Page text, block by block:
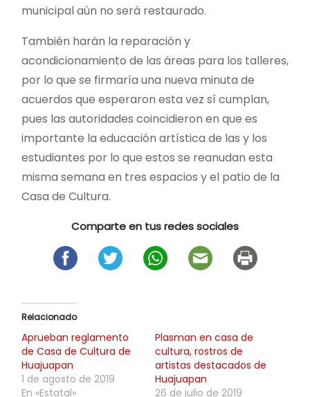
municipal aún no será restaurado.
También harán la reparación y
acondicionamiento de las áreas para los talleres,
por lo que se firmaría una nueva minuta de
acuerdos que esperaron esta vez sí cumplan,
pues las autoridades coincidieron en que es
importante la educación artística de las y los
estudiantes por lo que estos se reanudan esta
misma semana en tres espacios y el patio de la
Casa de Cultura.
Comparte en tus redes sociales
Relacionado
Aprueban reglamento
de Casa de Cultura de
Huajuapan
1 de agosto de 2019
En «Estatal»
Plasman en casa de
cultura, rostros de
artistas destacados de
Huajuapan
26 de julio de 2019